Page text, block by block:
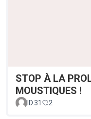
STOP À LA
MOUSTIQUES !
ID.31 2